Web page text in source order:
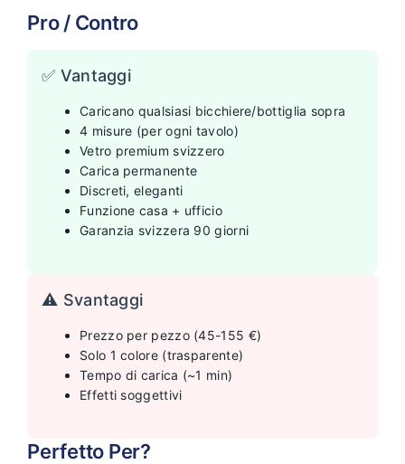
Pro / Contro
✅ Vantaggi
Caricano qualsiasi bicchiere/bottiglia sopra
4 misure (per ogni tavolo)
Vetro premium svizzero
Carica permanente
Discreti, eleganti
Funzione casa + ufficio
Garanzia svizzera 90 giorni
⚠️ Svantaggi
Prezzo per pezzo (45-155 €)
Solo 1 colore (trasparente)
Tempo di carica (~1 min)
Effetti soggettivi
Perfetto Per?